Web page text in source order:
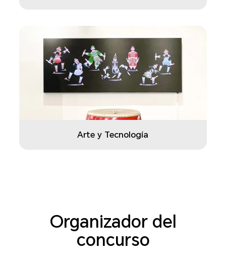
Arte y Tecnología
Organizador del
concurso